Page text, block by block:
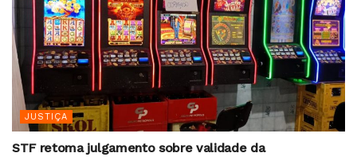
JUSTIÇA
STF retoma julgamento sobre validade da